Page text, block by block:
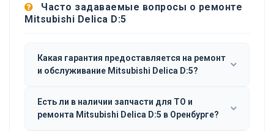
Часто задаваемые вопросы о ремонте
Mitsubishi Delica D:5
Какая гарантия предоставляется на ремонт
и обслуживание Mitsubishi Delica D:5?
Есть ли в наличии запчасти для ТО и
ремонта Mitsubishi Delica D:5 в Оренбурге?